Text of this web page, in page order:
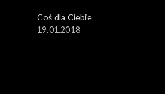
Coś dla Ciebie
19.01.2018